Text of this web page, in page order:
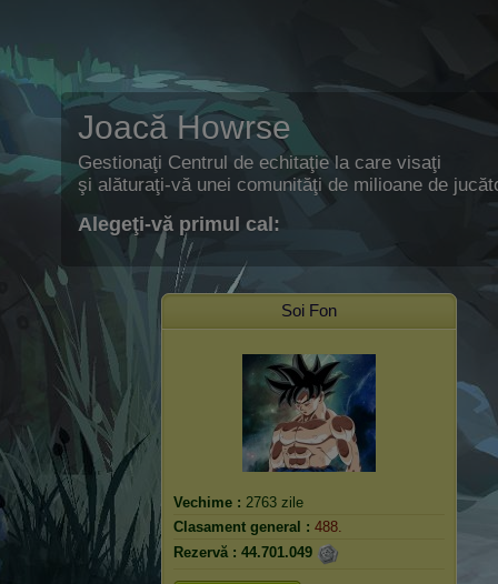
Joacă Howrse
Gestionaţi Centrul de echitaţie la care visaţi
şi alăturaţi-vă unei comunităţi de milioane de
Alegeţi-vă primul cal:
Soi Fon
Vechime : 2763 zile
Clasament general : 488.
Rezervă : 44.701.049